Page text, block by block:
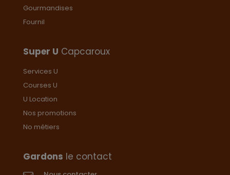
la
Gourmandises
Fournil
Super U Capcaroux
Services U
Courses U
U Location
Nos promotions
No métiers
Gardons le contact